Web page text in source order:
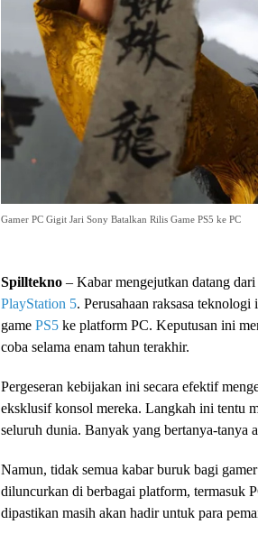
Gamer PC Gigit Jari Sony Batalkan Rilis Game PS5 ke PC
Spilltekno – Kabar mengejutkan datang dari
PlayStation 5. Perusahaan raksasa
game PS5 ke platform PC. Keputusan ini
coba selama enam tahun terakhir.
Pergeseran kebijakan ini secara efektif
eksklusif konsol mereka. Langkah ini tentu
seluruh dunia. Banyak yang bertanya-tanya
Namun, tidak semua kabar buruk bagi
diluncurkan di berbagai platform, termasuk
dipastikan masih akan hadir untuk para